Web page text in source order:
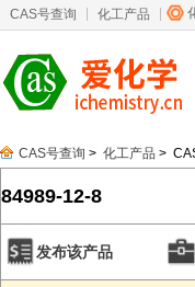
CAS号查询 化工产品
CAS号查询 > 化工产品 >
84989-12-8
发布该产品